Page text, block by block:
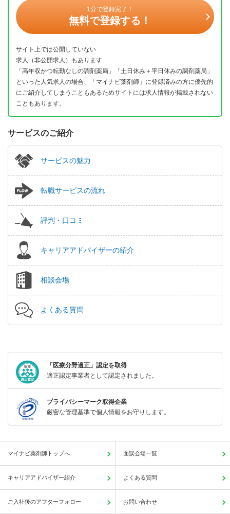
1分で登録完了！
無料で登録する！
サイト上では公開していない
求人（非公開求人）もあります
「高年収かつ転勤なしの調剤薬局」「土日休み＋平日休みの調剤薬局」
といった人気求人の場合、「マイナビ薬剤師」に登録済みの方に優先的
にご紹介してしまうこともあるためサイトには求人情報が掲載されない
こともあります。
サービスのご紹介
サービスの魅力
転職サービスの流れ
評判・口コミ
キャリアアドバイザーの紹介
相談会場
よくある質問
「医療分野適正」認定を取得
適正認定事業者として認定されました。
プライバシーマーク取得企業
厳密な管理基準で個人情報をお守りします。
マイナビ薬剤師トップへ 面談会場一覧
キャリアアドバイザー紹介 よくある質問
ご入社後のアフターフォロー お問い合わせ